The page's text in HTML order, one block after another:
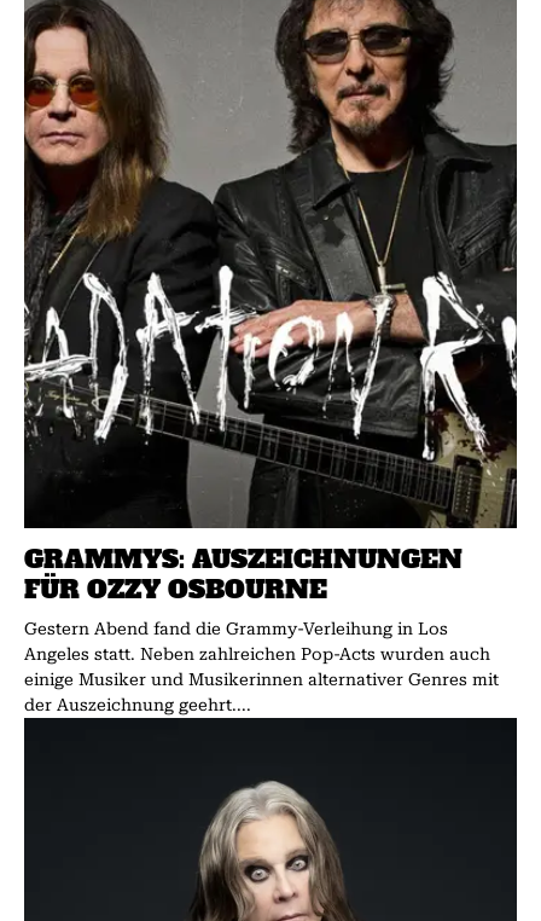
GRAMMYS: AUSZEICHNUNGEN
FÜR OZZY OSBOURNE
Gestern Abend fand die Grammy-Verleihung in Los
Angeles statt. Neben zahlreichen Pop-Acts wurden auch
einige Musiker und Musikerinnen alternativer Genres mit
der Auszeichnung geehrt....